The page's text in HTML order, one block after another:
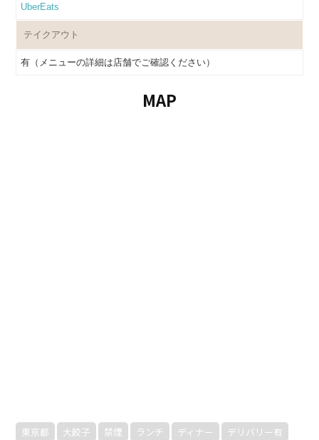
UberEats
テイクアウト
有（メニューの詳細は店舗でご確認ください）
MAP
東京都 大餃子 禁煙 ランチ ディナー デリバリー有